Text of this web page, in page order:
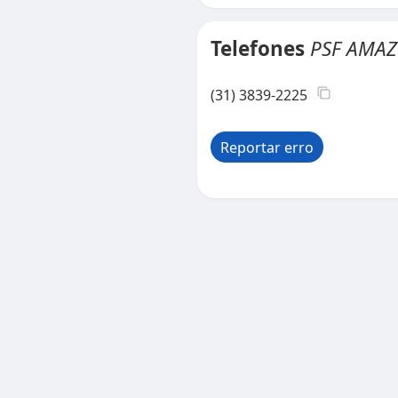
Telefones PSF
(31) 3839-2225
Reportar erro